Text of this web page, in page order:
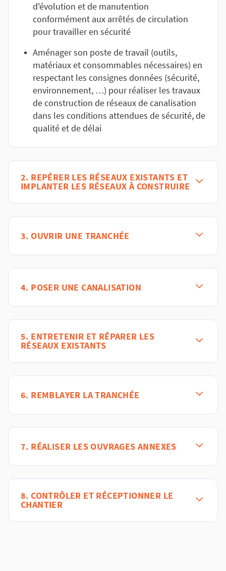
d'évolution et de manutention
conformément aux arrêtés de circulation
pour travailler en sécurité
Aménager son poste de travail (outils,
matériaux et consommables nécessaires) en
respectant les consignes données (sécurité,
environnement, …) pour réaliser les travaux
de construction de réseaux de canalisation
dans les conditions attendues de sécurité, de
qualité et de délai
2. REPÉRER LES RÉSEAUX EXISTANTS ET
IMPLANTER LES RÉSEAUX À CONSTRUIRE
3. OUVRIR UNE TRANCHÉE
4. POSER UNE CANALISATION
5. ENTRETENIR ET RÉPARER LES
RÉSEAUX EXISTANTS
6. REMBLAYER LA TRANCHÉE
7. RÉALISER LES OUVRAGES ANNEXES
8. CONTRÔLER ET RÉCEPTIONNER LE
CHANTIER